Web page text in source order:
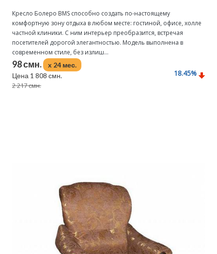
Кресло Болеро BMS способно создать по-настоящему
комфортную зону отдыха в любом месте: гостиной, офисе, холле
частной клиники. С ним интерьер преобразится, встречая
посетителей дорогой элегантностью. Модель выполнена в
современном стиле, без излиш...
98 смн.
x 24 мес.
Цена 1 808 смн.
2 217 смн.
18.45%